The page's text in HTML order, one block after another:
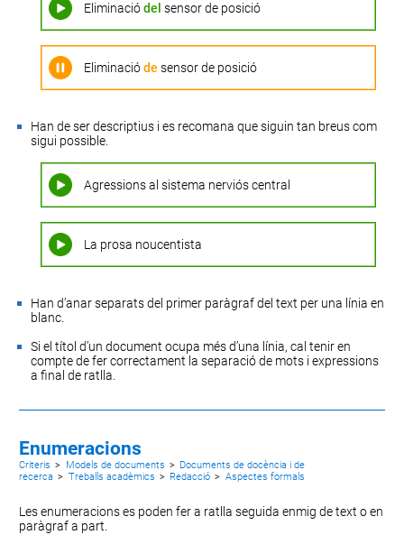
Eliminaciódel sensor de posició
Eliminacióde sensor de posició
Han de ser descriptius i es recomana que siguin tan breus com
sigui possible.
Agressions al sistema nerviós central
La prosa noucentista
Han d’anar separats del primer paràgraf del text per una línia en
blanc.
Si el títol d’un document ocupa més d’una línia, cal tenir en
compte de fer correctament laseparació de mots i expressions
a final de ratlla.
Enumeracions
Criteris > Models de documents > Documents de docència i de
recerca > Treballs acadèmics > Redacció > Aspectes formals
Les enumeracions es poden fer a ratlla seguida enmig de text o en
paràgraf a part.